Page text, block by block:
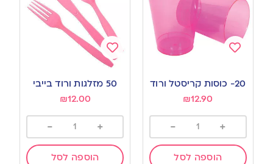
to
wishlist
20- כוסות קריסטל ורוד
₪12.90
+
-
הוספה לסל
Add
to
wishlist
50 מזלגות ורוד בייבי
₪12.00
+
-
הוספה לסל